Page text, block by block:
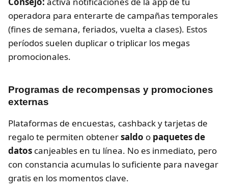
operadora para enterarte de campañas temporales
(fines de semana, feriados, vuelta a clases). Estos
períodos suelen duplicar o triplicar los megas
promocionales.
Programas de recompensas y promociones
externas
Plataformas de encuestas, cashback y tarjetas de
regalo te permiten obtenersaldo o paquetes de
datos canjeables en tu línea. No es inmediato, pero
con constancia acumulas lo suficiente para navegar
gratis en los momentos clave.